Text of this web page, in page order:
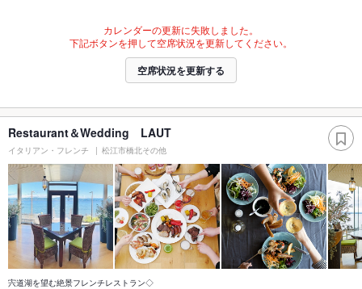
カレンダーの更新に失敗しました。
下記ボタンを押して空席状況を更新してください。
空席状況を更新する
Restaurant＆Wedding LAUT
イタリアン・フレンチ 松江市橋北その他
宍道湖を望む絶景フレンチレストラン◇